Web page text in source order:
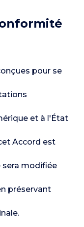
pour se
et à l'État
Accord est
sera modifiée
préservant